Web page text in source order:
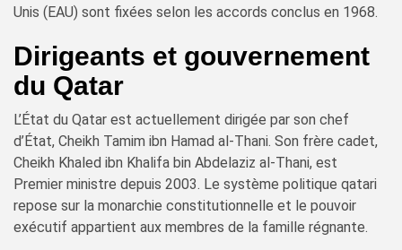
Unis (EAU) sont fixées selon les accords conclus en 1968.
Dirigeants et gouvernement
du Qatar
L’État du Qatar est actuellement dirigée par son chef
d’État, Cheikh Tamim ibn Hamad al-Thani. Son frère cadet,
Cheikh Khaled ibn Khalifa bin Abdelaziz al-Thani, est
Premier ministre depuis 2003. Le système politique qatari
repose sur la monarchie constitutionnelle et le pouvoir
exécutif appartient aux membres de la famille régnante.